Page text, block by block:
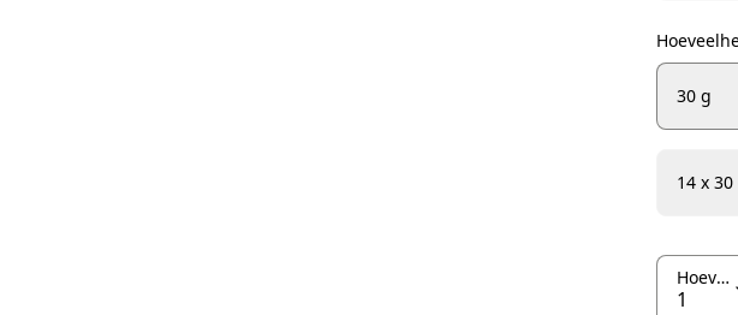
30 g
14 x 30
Hoeveelheid